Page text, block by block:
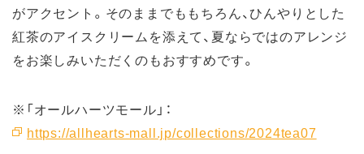
がアクセント。そのままでももちろん、ひんやりとした
紅茶のアイスクリームを添えて、夏ならではのアレンジ
をお楽しみいただくのもおすすめです。
※「オールハーツモール」：
https://allhearts-mall.jp/collections/2024tea07